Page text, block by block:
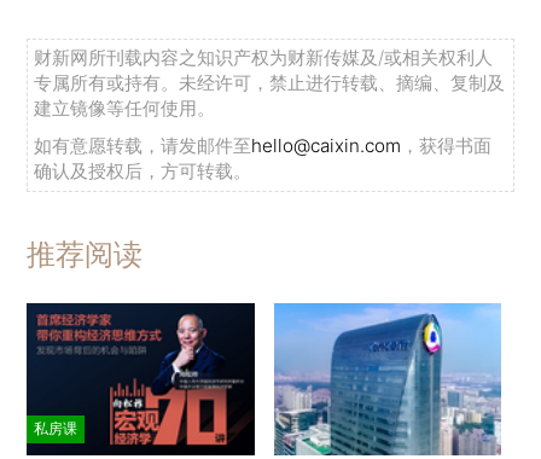
财新网所刊载内容之知识产权为财新传媒及/或相关权利人
专属所有或持有。未经许可，禁止进行转载、摘编、复制及
建立镜像等任何使用。
如有意愿转载，请发邮件至hello@caixin.com ，获得书面
确认及授权后，方可转载。
推荐阅读
私房课